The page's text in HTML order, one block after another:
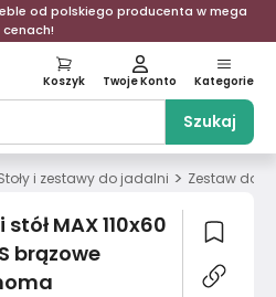
od polskiego producenta w mega
cenach!
Szukaj
Koszyk Twoje Konto Kategorie
i zestawy do jadalni > Zestaw do
MAX 110x60
brązowe